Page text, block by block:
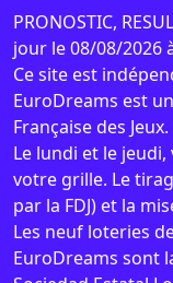
PRONOSTIC,
jour le 08/08/2026
Ce site est
EuroDreams est
Française des Jeux.
Le lundi et le
votre grille. Le
par la FDJ) et la
Les neuf loteries
EuroDreams sont